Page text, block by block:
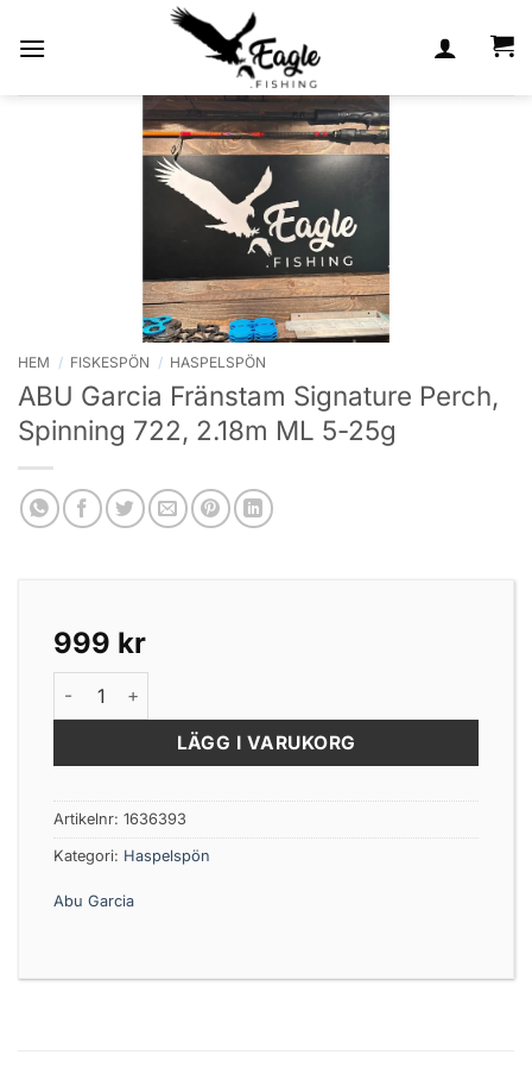
HEM / FISKESPÖN / HASPELSPÖN
ABU Garcia Fränstam Signature Perch,
Spinning 722, 2.18m ML 5-25g
999 kr
ABU Garcia Fränstam Signature Perch, Spinning 722,
LÄGG I VARUKORG
Artikelnr: 1636393
Kategori: Haspelspön
Abu Garcia